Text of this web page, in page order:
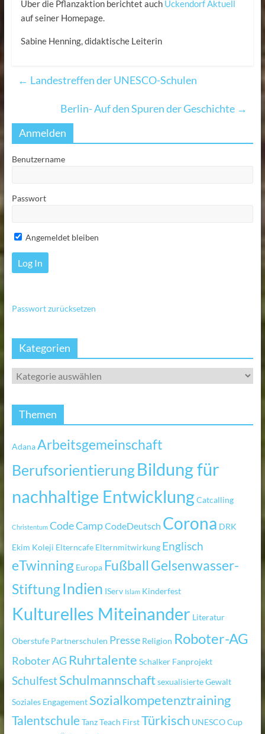
Über die Pflanzaktion berichtet auch Ückendorf Aktuell
auf seiner Homepage.
Sabine Henning, didaktische Leiterin
← Landestreffen der UNESCO-Schulen
Berlin- Auf den Spuren der Geschichte →
Anmelden
Benutzername
Passwort
Angemeldet bleiben
Passwort zurücksetzen
Kategorien
Themen
AdanaArbeitsgemeinschaft
BerufsorientierungBildung für
nachhaltige EntwicklungCatcalling
Christentum Code CampCodeDeutsch Corona DRK
Ekim Koleji Elterncafe Elternmitwirkung Englisch
eTwinning Europa Fußball Gelsenwasser-
StiftungIndien IServ Islam Kinderfest
Kulturelles Miteinander Literatur
Oberstufe Partnerschulen Presse Religion Roboter-AG
Roboter AG Ruhrtalente Schalker Fanprojekt
SchulfestSchulmannschaftsexualisierte Gewalt
Soziales Engagement Sozialkompetenztraining
TalentschuleTanzTeach FirstTürkisch UNESCO Cup